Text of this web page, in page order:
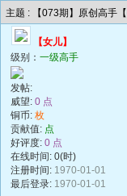
主题 : 【073期】原创高手
【女儿】
级别： 一级高手
发帖:
威望: 0 点
铜币: 枚
贡献值: 点
好评度: 0 点
在线时间: 0(时)
注册时间: 1970-01-01
最后登录: 1970-01-01